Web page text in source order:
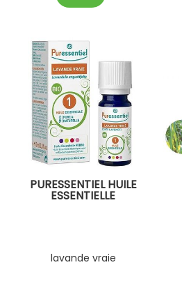
PURESSENTIEL HUILE
ESSENTIELLE
lavande vraie